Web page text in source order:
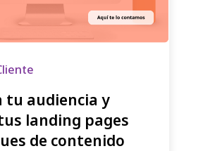
tu audiencia y
landing pages
de contenido